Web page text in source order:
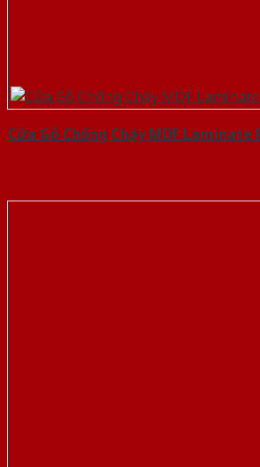
Cửa Gỗ Chống Cháy MDF Laminate